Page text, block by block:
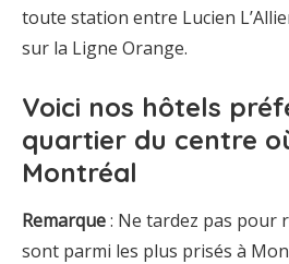
toute station entre Lucien
sur la Ligne Orange.
Voici nos hôtels
quartier du centre
Montréal
Remarque: Ne tardez pas pour
sont parmi les plus prisés à